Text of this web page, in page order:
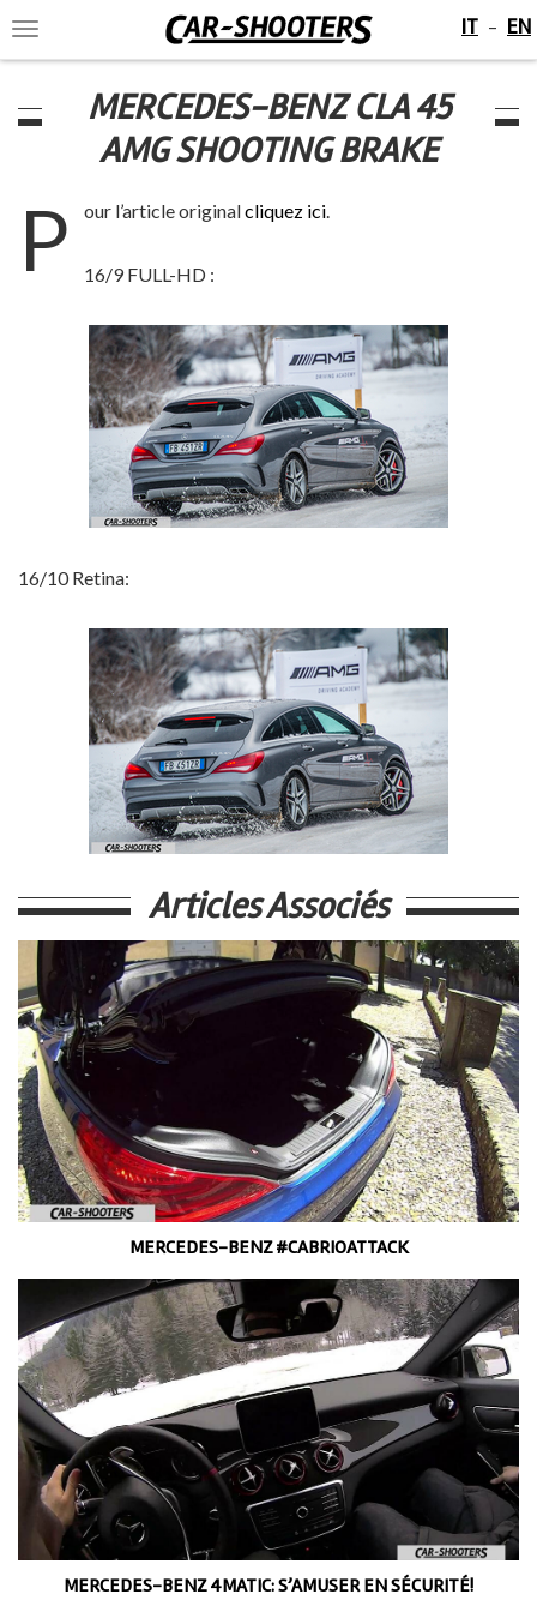
Toggle
navigation
IT - EN
MERCEDES-BENZ CLA 45
AMG SHOOTING BRAKE
P our l’article originalcliquez ici.
16/9 FULL-HD :
16/10 Retina:
Articles Associés
MERCEDES-BENZ #CABRIOATTACK
MERCEDES-BENZ 4MATIC: S’AMUSER EN SÉCURITÉ!